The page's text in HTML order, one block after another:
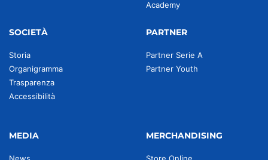
Academy
SOCIETÀ
Storia
Organigramma
Trasparenza
Accessibilità
PARTNER
Partner Serie A
Partner Youth
MEDIA MERCHANDISING